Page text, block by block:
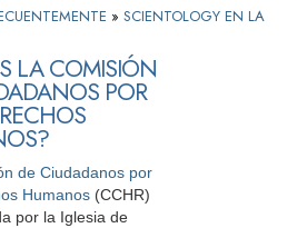
» SCIENTOLOGY EN LA
LA COMISIÓN
POR
de Ciudadanos por
Humanos (CCHR)
por la Iglesia de